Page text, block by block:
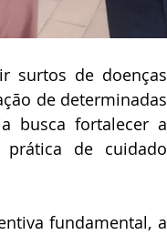
surtos de doenças
de determinadas
busca fortalecer a
de cuidado
fundamental, a